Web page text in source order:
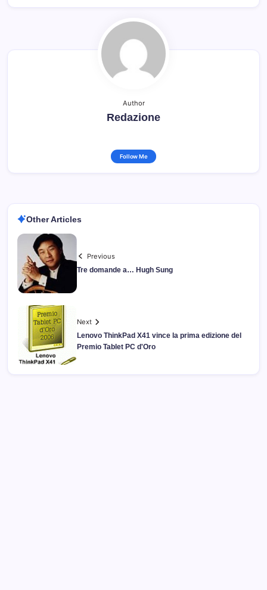
Author
Redazione
Follow Me
Other Articles
Previous
Tre domande a… Hugh Sung
Next
Lenovo ThinkPad X41 vince la prima edizione del
Premio Tablet PC d'Oro